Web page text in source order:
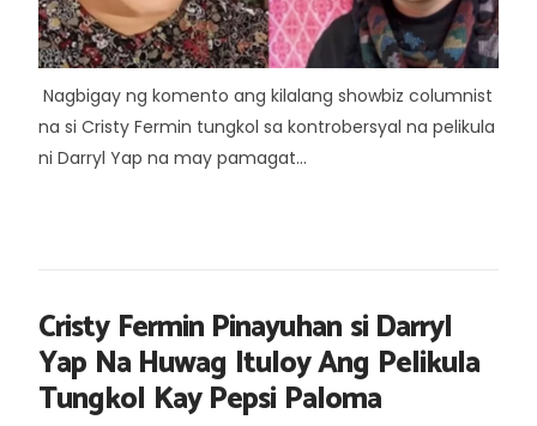
Nagbigay ng komento ang kilalang showbiz columnist
na si Cristy Fermin tungkol sa kontrobersyal na pelikula
ni Darryl Yap na may pamagat...
Cristy Fermin Pinayuhan si Darryl
Yap Na Huwag Ituloy Ang Pelikula
Tungkol Kay Pepsi Paloma